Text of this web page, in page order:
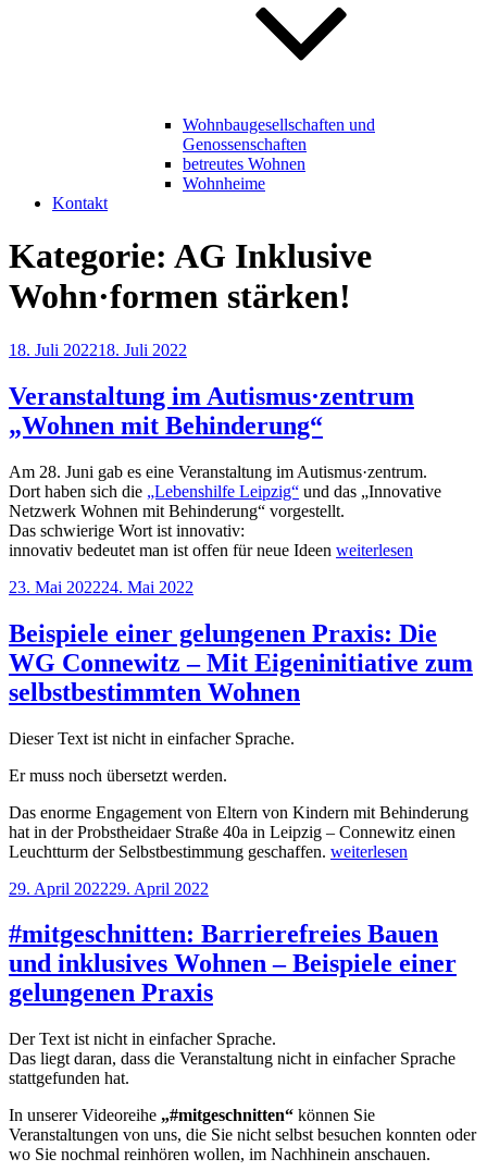
Wohnbaugesellschaften und
Genossenschaften
betreutes Wohnen
Wohnheime
Kontakt
Kategorie: AG Inklusive
Wohn·formen stärken!
Veröffentlicht
18. Juli 202218. Juli 2022
Veranstaltung im Autismus·zentrum
„Wohnen mit Behinderung“
Am 28. Juni gab es eine Veranstaltung im Autismus·zentrum.
Dort haben sich die „Lebenshilfe Leipzig“ und das „Innovative
Netzwerk Wohnen mit Behinderung“ vorgestellt.
Das schwierige Wort ist innovativ:
innovativ bedeutet man ist offen für neue Ideen „Veranstaltung
mit
Behinderung““
weiterlesen
Veröffentlicht
23. Mai 202224. Mai 2022
Beispiele einer gelungenen Praxis: Die
WG Connewitz – Mit Eigeninitiative zum
selbstbestimmten Wohnen
Dieser Text ist nicht in einfacher Sprache.
Er muss noch übersetzt werden.
Das enorme Engagement von Eltern von Kindern mit Behinderung
hat in der Probstheidaer Straße 40a in Leipzig – Connewitz einen
Leuchtturm der Selbstbestimmung geschaffen. „Beispiele
Die
WG
Connewitz
selbstbestimmten
weiterlesen
Veröffentlicht
29. April 202229. April 2022
#mitgeschnitten: Barrierefreies Bauen
und inklusives Wohnen – Beispiele einer
gelungenen Praxis
Der Text ist nicht in einfacher Sprache.
Das liegt daran, dass die Veranstaltung nicht in einfacher Sprache
stattgefunden hat.
In unserer Videoreihe „#mitgeschnitten“ können Sie
Veranstaltungen von uns, die Sie nicht selbst besuchen konnten oder
wo Sie nochmal reinhören wollen, im Nachhinein anschauen.